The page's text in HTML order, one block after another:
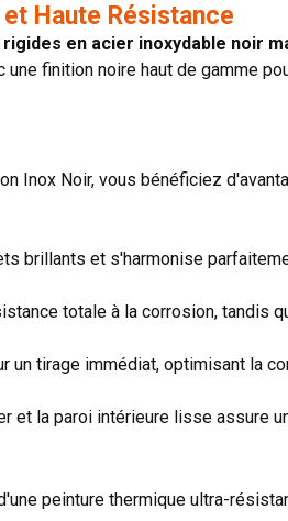
Haute Résistance
en acier inoxydable noir
finition noire haut de gamme
Inox Noir, vous bénéficiez
brillants et s'harmonise
totale à la corrosion, tandis
un tirage immédiat, optimisant la
la paroi intérieure lisse assure
peinture thermique ultra-